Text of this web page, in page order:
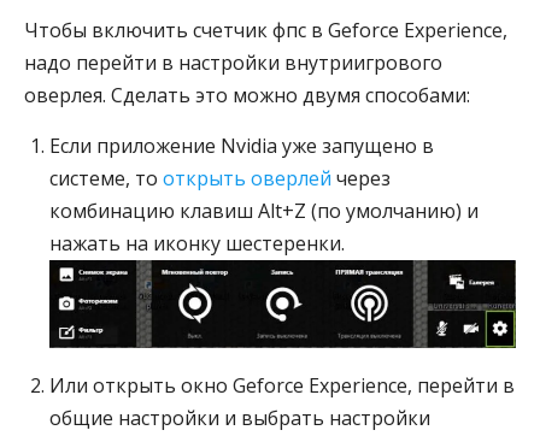
Чтобы включить счетчик фпс в Geforce Experience,
надо перейти в настройки внутриигрового
оверлея. Сделать это можно двумя способами:
Если приложение Nvidia уже запущено в
системе, то открыть оверлей через
комбинацию клавиш Alt+Z (по умолчанию) и
нажать на иконку шестеренки.
Или открыть окно Geforce Experience, перейти в
общие настройки и выбрать настройки